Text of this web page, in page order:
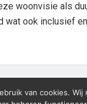
woonvisie als
wat ook inclusief
van cookies.